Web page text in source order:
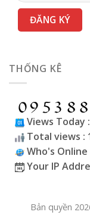
THỐNG KÊ
Views Today
Total views :
Who's Online
Your IP
Bản quyền